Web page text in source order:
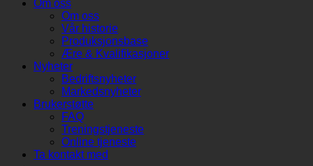
Om oss
Om oss
Vår historie
Produksjonsbase
Ære & Kvalifikasjoner
Nyheter
Bedriftsnyheter
Markedsnyheter
Brukerstøtte
FAQ
Treningstjeneste
Online tjeneste
Ta kontakt med